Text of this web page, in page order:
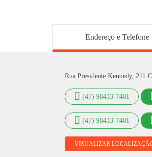
Endereço e Telefone
Rua Presidente Kennedy, 211
(47) 98433-7401
(47) 98433-7401
VISUALIZAR